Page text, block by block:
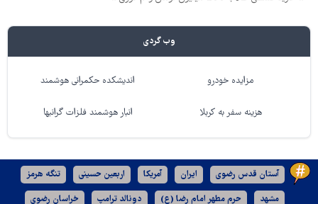
وب گردی
مزایده خودرو اندیشکده حکمرانی هوشمند
هزینه سفر به کربلا انبار هوشمند فلزات گرانبها
آستان قدس رضوی ایران آمریکا اربعین حسینی تنگه هرمز
مشهد حرم مطهر امام رضا (ع) دونالد ترامپ خراسان رضوی